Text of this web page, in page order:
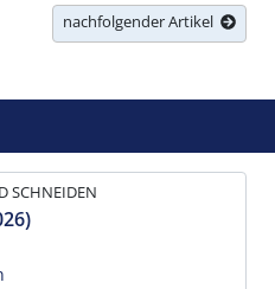
nachfolgender Artikel
SCHNEIDEN